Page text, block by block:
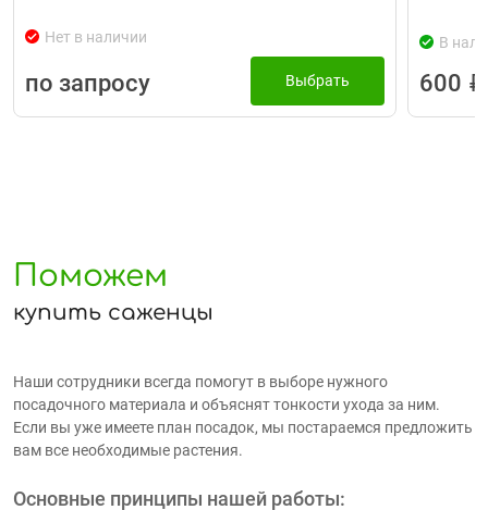
Нет в наличии
по запросу Выбрать
В
600 ₽
Поможем
купить саженцы
Наши сотрудники всегда помогут в выборе нужного
посадочного материала и объяснят тонкости ухода за ним.
Если вы уже имеете план посадок, мы постараемся предложить
вам все необходимые растения.
Основные принципы нашей работы: